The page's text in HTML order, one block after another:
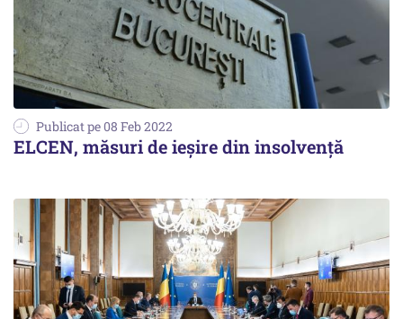
Publicat pe 08 Feb 2022
ELCEN, măsuri de ieșire din insolvență